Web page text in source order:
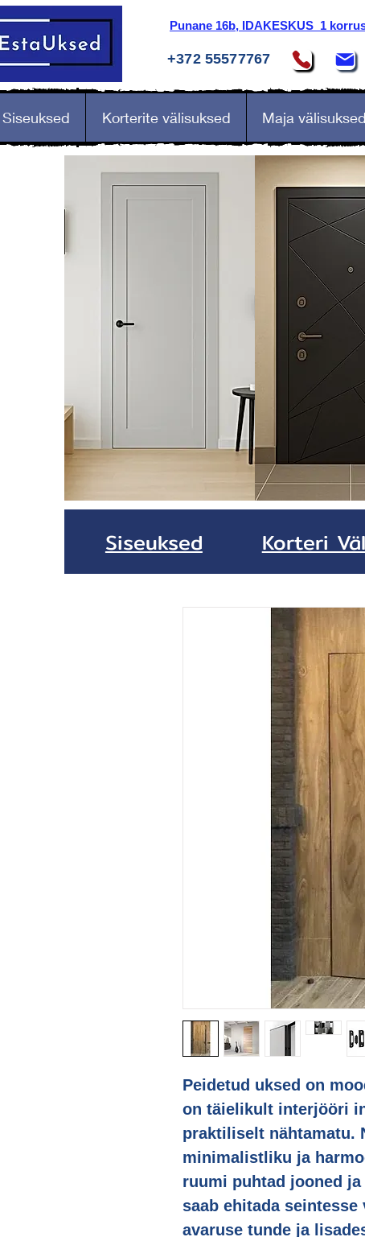
Punane 16b, IDAKESKUS 1
+372 55577767
Siseuksed Korterite välisuksed Maja välisuksed
Siseuksed Korteri
Peidetud uksed on
on täielikult interjööri
praktiliselt nähtamatu.
minimalistliku ja
ruumi puhtad jooned
saab ehitada
avaruse tunde ja